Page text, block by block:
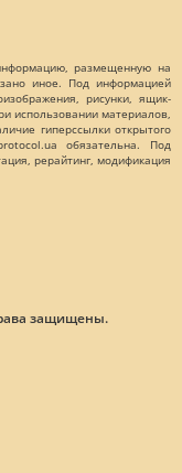
размещенную на
иное. Под информацией
рисунки, ящик-
использовании материалов,
гиперссылки открытого
обязательна. Под
рерайтинг, модификация
защищены.